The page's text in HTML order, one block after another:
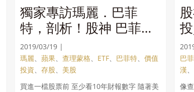
獨家專訪瑪麗．巴菲
特，剖析！股神 巴菲特
投資哲學
2019/03/19 |
瑪麗、蘋果、查理蒙格、 ETF、 巴菲特、價值
投資、存股、 美股
買進一檔股票前 至少看10年財報數字 隨著美
巴
漢、
像